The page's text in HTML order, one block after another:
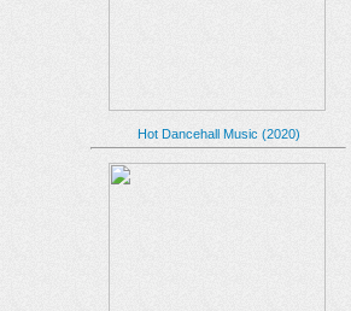
Hot Dancehall Music (2020)